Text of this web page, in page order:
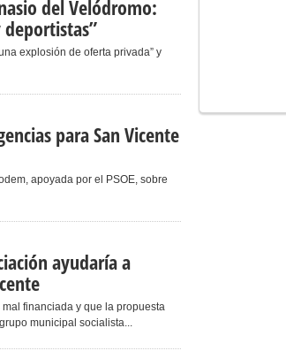
del Velódromo:
deportistas”
explosión de oferta privada” y
para San Vicente
apoyada por el PSOE, sobre
ayudaría a
financiada y que la propuesta
municipal socialista...